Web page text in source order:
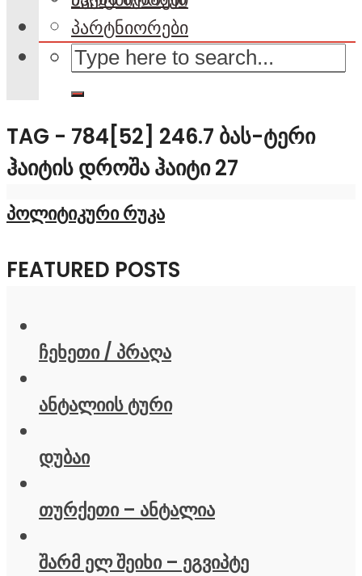
პარტნიორები
TAG - 784[52] 246.7 ᲑᲐᲡ-ᲢᲔᲠᲘ
ᲰᲐᲘᲢᲘᲡ ᲓᲠᲝᲨᲐ ᲰᲐᲘᲢᲘ 27
პოლიტიკური რუკა
FEATURED POSTS
ჩეხეთი / პრაღა
ანტალიის ტური
დუბაი
თურქეთი – ანტალია
შარმ ელ შეიხი – ეგვიპტე